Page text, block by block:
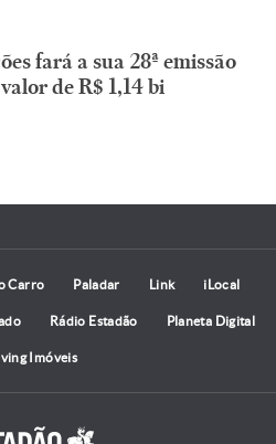
fará a sua 28ª emissão
de R$ 1,14 bi
Carro Paladar Link iLocal
Rádio Estadão Planeta Digital
Imóveis